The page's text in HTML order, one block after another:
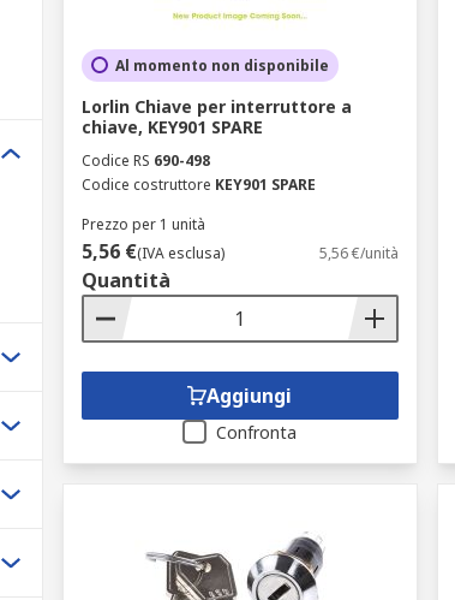
Al momento non disponibile
Lorlin Chiave per interruttore a
chiave, KEY901 SPARE
Codice RS 690-498
Codice costruttore KEY901 SPARE
Prezzo per 1 unità
5,56 €(IVA esclusa) 5,56 €/unità
Quantità
Aggiungi
Confronta